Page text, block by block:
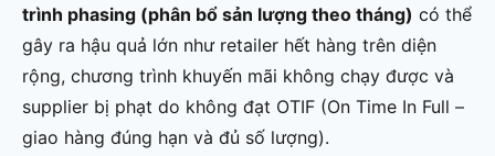
trình phasing (phân bổ sản lượng theo tháng) có thể
gây ra hậu quả lớn như retailer hết hàng trên diện
rộng, chương trình khuyến mãi không chạy được và
supplier bị phạt do không đạt OTIF (On Time In Full –
giao hàng đúng hạn và đủ số lượng).